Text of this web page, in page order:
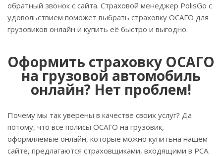
обратный звонок с сайта. Страховой менеджер PolisGo с
удовольствием поможет выбрать страховку ОСАГО для
грузовиков онлайн и купить её быстро и выгодно.
Оформить страховку ОСАГО
на грузовой автомобиль
онлайн? Нет проблем!
Почему мы так уверены в качестве своих услуг? Да
потому, что все полисы ОСАГО на грузовик,
оформляемые онлайн, которые можно купитьна нашем
сайте, предлагаются страховщиками, входящими в РСА.